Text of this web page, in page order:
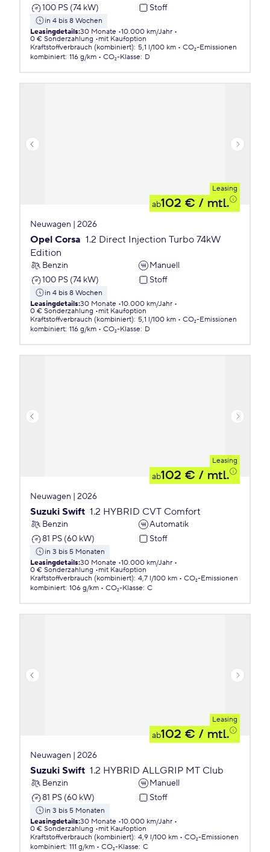
100 PS (74 kW)
Stoff
in 4 bis 8 Wochen
Leasingdetails:30 Monate 10.000 km/Jahr
0 € Sonderzahlung
mit Kaufoption
Kraftstoffverbrauch (kombiniert): 5,1 l/100 km
CO₂-Emissionen
kombiniert: 116 g/km CO₂-Klasse: D
Leasing
ab102 € / mtl.
Neuwagen | 2026
Opel Corsa 1.2 Direct Injection Turbo 74kW
Edition
Benzin
Manuell
100 PS (74 kW)
Stoff
in 4 bis 8 Wochen
Leasingdetails:30 Monate 10.000 km/Jahr
0 € Sonderzahlung
mit Kaufoption
Kraftstoffverbrauch (kombiniert): 5,1 l/100 km
CO₂-Emissionen
kombiniert: 116 g/km CO₂-Klasse: D
Leasing
ab102 € / mtl.
Neuwagen | 2026
Suzuki Swift 1.2 HYBRID CVT Comfort
Benzin
Automatik
81 PS (60 kW)
Stoff
in 3 bis 5 Monaten
Leasingdetails:30 Monate 10.000 km/Jahr
0 € Sonderzahlung
mit Kaufoption
Kraftstoffverbrauch (kombiniert): 4,7 l/100 km
CO₂-Emissionen
kombiniert: 106 g/km CO₂-Klasse: C
Leasing
ab102 € / mtl.
Neuwagen | 2026
Suzuki Swift 1.2 HYBRID ALLGRIP MT Club
Benzin
Manuell
81 PS (60 kW)
Stoff
in 3 bis 5 Monaten
Leasingdetails:30 Monate 10.000 km/Jahr
0 € Sonderzahlung
mit Kaufoption
Kraftstoffverbrauch (kombiniert): 4,9 l/100 km
CO₂-Emissionen
kombiniert: 111 g/km CO₂-Klasse: C